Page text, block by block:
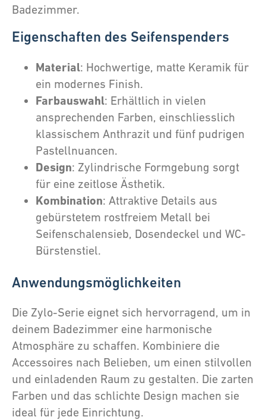
Badezimmer.
Eigenschaften des Seifenspenders
Material: Hochwertige, matte Keramik für
ein modernes Finish.
Farbauswahl: Erhältlich in vielen
ansprechenden Farben, einschliesslich
klassischem Anthrazit und fünf pudrigen
Pastellnuancen.
Design: Zylindrische Formgebung sorgt
für eine zeitlose Ästhetik.
Kombination: Attraktive Details aus
gebürstetem rostfreiem Metall bei
Seifenschalensieb, Dosendeckel und WC-
Bürstenstiel.
Anwendungsmöglichkeiten
Die Zylo-Serie eignet sich hervorragend, um in
deinem Badezimmer eine harmonische
Atmosphäre zu schaffen. Kombiniere die
Accessoires nach Belieben, um einen stilvollen
und einladenden Raum zu gestalten. Die zarten
Farben und das schlichte Design machen sie
ideal für jede Einrichtung.